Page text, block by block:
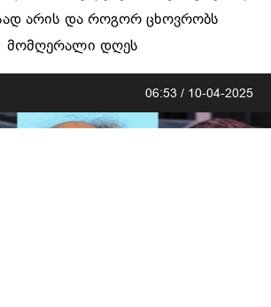
არის და როგორ ცხოვრობს
მომღერალი დღეს
06:53 / 10-04-2025